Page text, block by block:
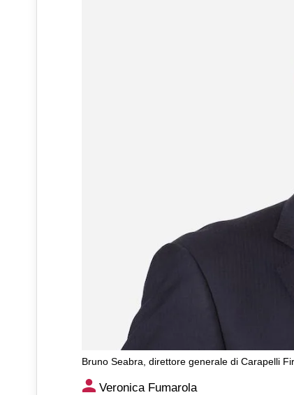
Bruno Seabra, direttore generale di Carapelli
Deoleo, più valore all’olio
Veronica Fumarola